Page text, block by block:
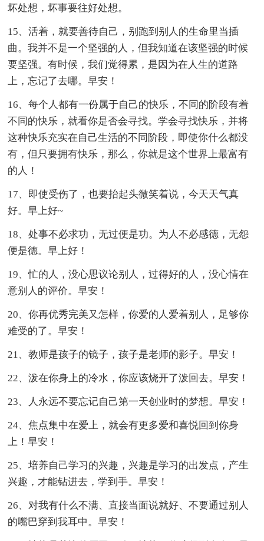
坏处想，坏事要往好处想。
15、活着，就要善待自己，别跑到别人的生命里当插
曲。我并不是一个坚强的人，但我知道在该坚强的时候
要坚强。有时候，我们觉得累，是因为在人生的道路
上，忘记了去哪。早安！
16、每个人都有一份属于自己的快乐，不同的阶段有着
不同的快乐，就看你是否会寻找。学会寻找快乐，并将
这种快乐充实在自己生活的不同阶段，即使你什么都没
有，但只要拥有快乐，那么，你就是这个世界上最富有
的人！
17、即使受伤了，也要抬起头微笑着说，今天天气真
好。早上好~
18、处事不必求功，无过便是功。为人不必感德，无怨
便是德。早上好！
19、忙的人，没心思议论别人，过得好的人，没心情在
意别人的评价。早安！
20、你再优秀完美又怎样，你爱的人爱着别人，足够你
难受的了。早安！
21、教师是孩子的镜子，孩子是老师的影子。早安！
22、泼在你身上的冷水，你应该烧开了泼回去。早安！
23、人永远不要忘记自己第一天创业时的梦想。早安！
24、焦点集中在爱上，就会有更多爱和喜悦回到你身
上！早安！
25、培养自己学习的兴趣，兴趣是学习的出发点，产生
兴趣，才能钻进去，学到手。早安！
26、对我有什么不满、直接当面说就好、不要通过别人
的嘴巴穿到我耳中。早安！